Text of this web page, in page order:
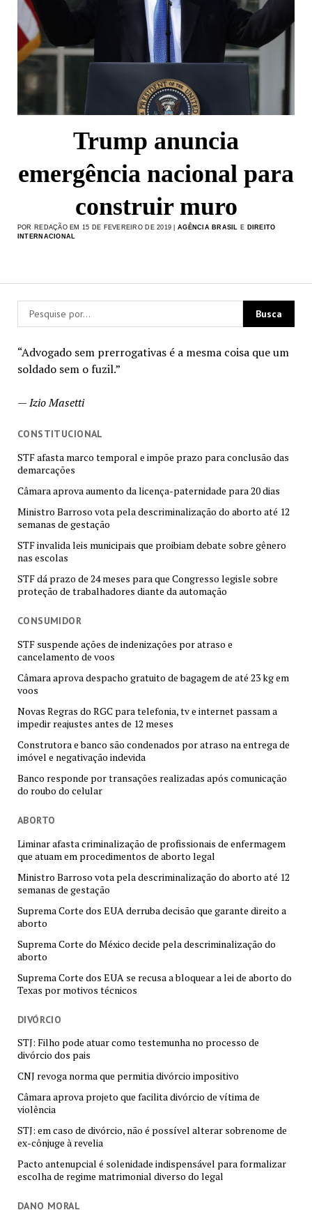
“Advogado sem prerrogativas é a mesma coisa que um
soldado sem o fuzil.”
—Izio Masetti
CONSTITUCIONAL
STF afasta marco temporal e impõe prazo para conclusão das
demarcações
Câmara aprova aumento da licença-paternidade para 20 dias
Ministro Barroso vota pela descriminalização do aborto até 12
semanas de gestação
STF invalida leis municipais que proibiam debate sobre gênero
nas escolas
STF dá prazo de 24 meses para que Congresso legisle sobre
proteção de trabalhadores diante da automação
CONSUMIDOR
STF suspende ações de indenizações por atraso e
cancelamento de voos
Câmara aprova despacho gratuito de bagagem de até 23 kg em
voos
Novas Regras do RGC para telefonia, tv e internet passam a
impedir reajustes antes de 12 meses
Construtora e banco são condenados por atraso na entrega de
imóvel e negativação indevida
Banco responde por transações realizadas após comunicação
do roubo do celular
ABORTO
Liminar afasta criminalização de profissionais de enfermagem
que atuam em procedimentos de aborto legal
Ministro Barroso vota pela descriminalização do aborto até 12
semanas de gestação
Suprema Corte dos EUA derruba decisão que garante direito a
aborto
Suprema Corte do México decide pela descriminalização do
aborto
Suprema Corte dos EUA se recusa a bloquear a lei de aborto do
Texas por motivos técnicos
DIVÓRCIO
STJ: Filho pode atuar como testemunha no processo de
divórcio dos pais
CNJ revoga norma que permitia divórcio impositivo
Câmara aprova projeto que facilita divórcio de vítima de
violência
STJ: em caso de divórcio, não é possível alterar sobrenome de
ex-cônjuge à revelia
Pacto antenupcial é solenidade indispensável para formalizar
escolha de regime matrimonial diverso do legal
DANO MORAL
Trump anuncia
emergência nacional para
construir muro
POR REDAÇÃO EM 15 DE FEVEREIRO DE 2019 | AGÊNCIA BRASIL E DIREITO
INTERNACIONAL